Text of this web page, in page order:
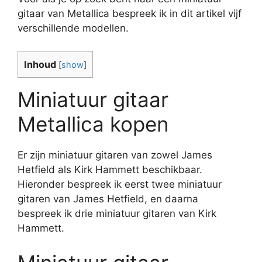
gitaar van Metallica bespreek ik in dit artikel vijf
verschillende modellen.
Inhoud [show]
Miniatuur gitaar
Metallica kopen
Er zijn miniatuur gitaren van zowel James
Hetfield als Kirk Hammett beschikbaar.
Hieronder bespreek ik eerst twee miniatuur
gitaren van James Hetfield, en daarna
bespreek ik drie miniatuur gitaren van Kirk
Hammett.